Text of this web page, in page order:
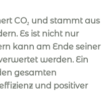
CO₂ und stammt aus
Es ist nicht nur
kann am Ende seiner
werden. Ein
gesamten
und positiver